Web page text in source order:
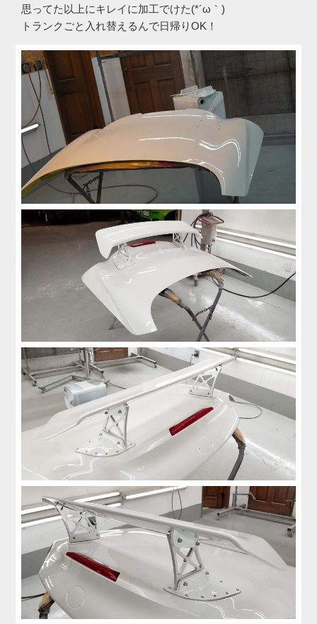
思ってた以上にキレイに加工でけた(*´ω｀)
トランクごと入れ替えるんで日帰りOK！